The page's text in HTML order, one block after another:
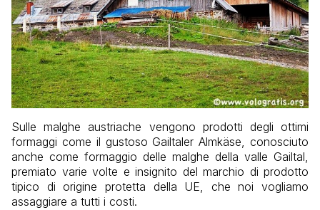
Sulle malghe austriache vengono prodotti degli ottimi
formaggi come il gustoso Gailtaler Almkäse, conosciuto
anche come formaggio delle malghe della valle Gailtal,
premiato varie volte e insignito del marchio di prodotto
tipico di origine protetta della UE, che noi vogliamo
assaggiare a tutti i costi.